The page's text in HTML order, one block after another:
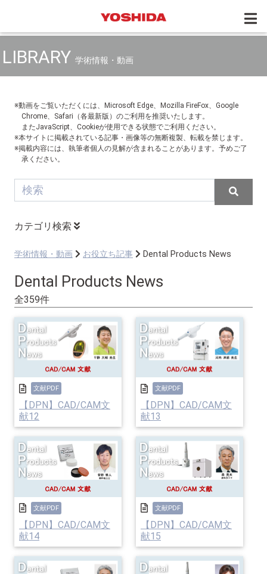
LIBRARY 学術情報・動画
※動画をご覧いただくには、Microsoft Edge、Mozilla FireFox、Google
Chrome、Safari（各最新版）のご利用を推奨いたします。
またJavaScript、Cookieが使用できる状態でご利用ください。
※本サイトに掲載されている記事・画像等の無断複製、転載を禁じます。
※掲載内容には、執筆者個人の見解が含まれることがあります。予めご了
承ください。
カテゴリ検索
学術情報・動画 お役立ち記事 Dental Products News
Dental Products News
全359件
文献PDF
【DPN】CAD/CAM文
献12
文献PDF
【DPN】CAD/CAM文
献13
文献PDF
【DPN】CAD/CAM文
献14
文献PDF
【DPN】CAD/CAM文
献15